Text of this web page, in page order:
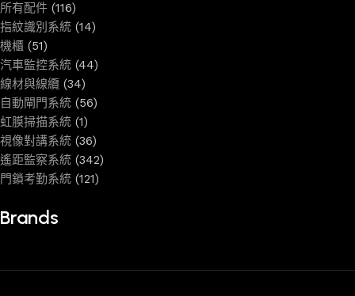
所有配件 (116)
指紋識別系統 (14)
機櫃 (51)
汽車監控系統 (44)
線材與線纜 (34)
自動閘門系統 (56)
虹膜掃描系統 (1)
視像對講系統 (36)
遙距監察系統 (342)
門鎖考勤系統 (121)
Brands